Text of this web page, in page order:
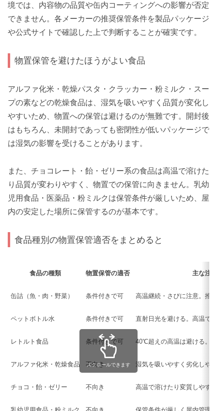
境では、内容物の品質や缶内コーティングへの影響が否定
できません。各メーカーの推奨保管条件を製品パッケージ
や公式サイトで確認した上で判断することが確実です。
物置保管を避けたほうがよい食品
アルファ化米・乾燥パスタ・クラッカー・粉ミルク・スー
プの素などの乾燥食品は、湿気を吸いやすく品質が変化し
やすいため、物置への保管は避けるのが無難です。開封後
はもちろん、未開封であっても密閉性が低いパッケージで
は湿気の影響を受けることがあります。
また、チョコレート・飴・ゼリー系の食品は高温で溶けた
り品質が変わりやすく、物置での保管に向きません。乳幼
児用食品・医薬品・粉ミルクは保管条件が厳しいため、屋
内の安定した場所に保管するのが基本です。
食品種別の物置保管適否をまとめると
食品の種類 物置保管の適否 主な注
缶詰（魚・肉・野菜） 条件付きで可 高温継続・さびに注意。推
ペットボトル水 条件付きで可 直射日光を避ける。高温で
レトルト食品 条件付きで可 40℃超えの高温は避ける。
アルファ化米・乾燥食品 不向き 湿気を吸いやすく劣化しや
チョコ・飴・ゼリー 不向き 高温で溶けたり変質しやすい
スクロールできます